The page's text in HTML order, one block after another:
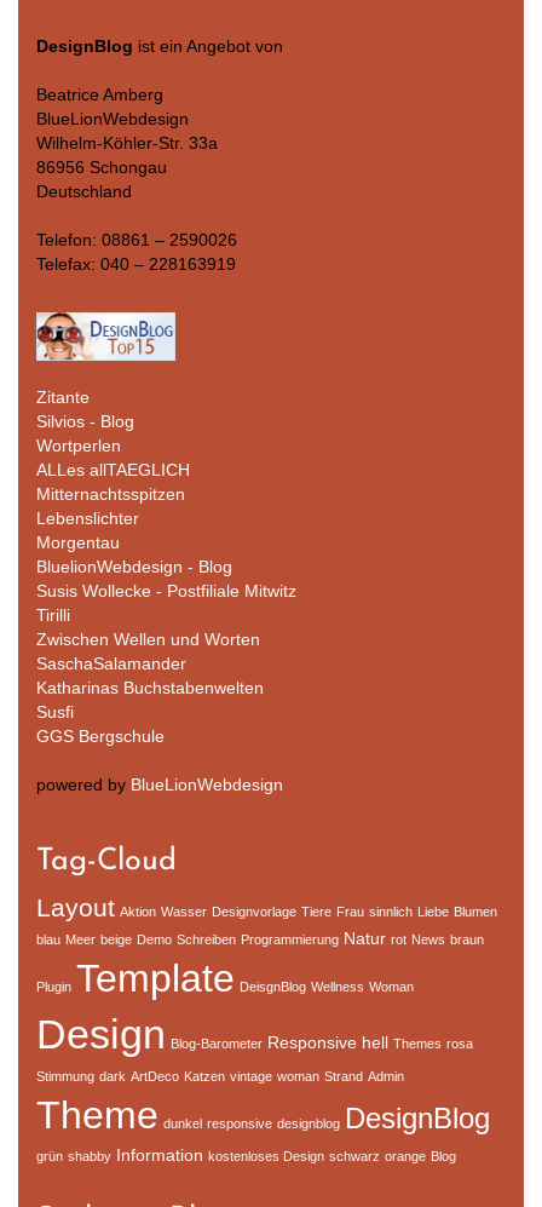
DesignBlog ist ein Angebot von
Beatrice Amberg
BlueLionWebdesign
Wilhelm-Köhler-Str. 33a
86956 Schongau
Deutschland
Telefon: 08861 – 2590026
Telefax: 040 – 228163919
Zitante
Silvios - Blog
Wortperlen
ALLes allTAEGLICH
Mitternachtsspitzen
Lebenslichter
Morgentau
BluelionWebdesign - Blog
Susis Wollecke - Postfiliale Mitwitz
Tirilli
Zwischen Wellen und Worten
SaschaSalamander
Katharinas Buchstabenwelten
Susfi
GGS Bergschule
powered by BlueLionWebdesign
Tag-Cloud
Layout Aktion Wasser Designvorlage Tiere Frau sinnlich Liebe Blumen
blau Meer beige Demo Schreiben Programmierung Natur rot News braun
Plugin Template DeisgnBlog Wellness Woman
Design Blog-Barometer Responsive hell Themes rosa
Stimmung dark ArtDeco Katzen vintage woman Strand Admin
Theme dunkel responsive designblog DesignBlog
grün shabby Information kostenloses Design schwarz orange Blog